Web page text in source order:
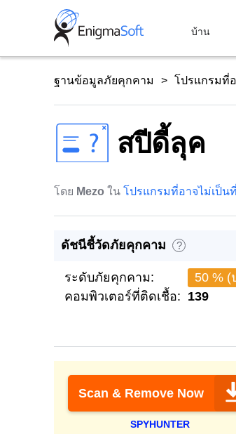
บ้าน
ฐานข้อมูลภัยคุกคาม โปรแกรมที่
สปีดี้ลุค
โดย Mezo ใน โปรแกรมที่อาจไม่เป็น
ดัชนีชี้วัดภัยคุกคาม ?
ระดับภัยคุกคาม:
50 % (
คอมพิวเตอร์ที่ติดเชื้อ: 139
Scan & Remove Now
SPYHUNTER